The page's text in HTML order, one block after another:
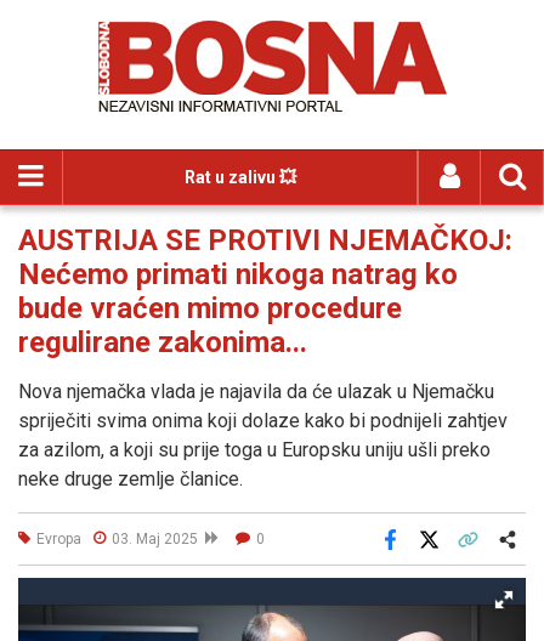
Rat u zalivu 💥
AUSTRIJA SE PROTIVI NJEMAČKOJ:
Nećemo primati nikoga natrag ko
bude vraćen mimo procedure
regulirane zakonima...
Nova njemačka vlada je najavila da će ulazak u Njemačku
spriječiti svima onima koji dolaze kako bi podnijeli zahtjev
za azilom, a koji su prije toga u Europsku uniju ušli preko
neke druge zemlje članice.
Evropa 03. Maj 2025 0
Facebook